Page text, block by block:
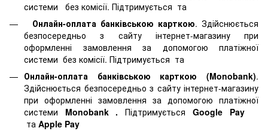
системи
без комісії. Підтримується та
Онлайн-оплата банківською карткою. Здійснюється
безпосередньо з сайту інтернет-магазину при
оформленні замовлення за допомогою платіжної
системи без комісії. Підтримується та
Онлайн-оплата банківською карткою (Monobank).
Здійснюється безпосередньо з сайту інтернет-магазину
при оформленні замовлення за допомогою платіжної
системи Monobank .Підтримується Google Pay
та Apple Pay